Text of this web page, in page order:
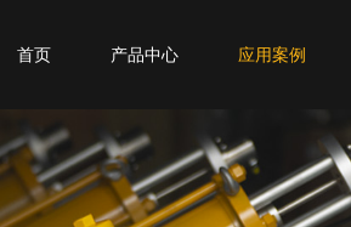
首页 产品中心 应用案例